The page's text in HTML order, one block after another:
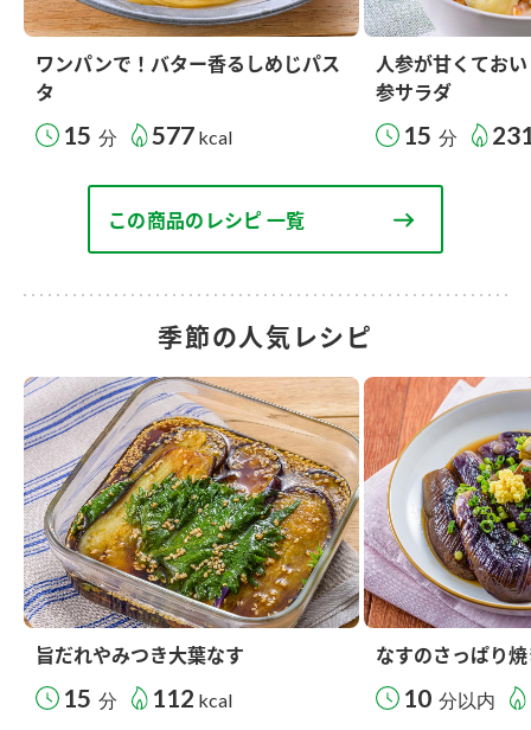
ワンパンで！バター香るしめじパス
タ
15 分 577 kcal
人参が甘くてお
参サラダ
15 分
この商品のレシピ 一覧
季節の人気レシピ
旨だれやみつき大葉なす
15 分 112 kcal
なすのさっぱり
10 分以内